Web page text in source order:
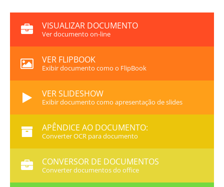
VISUALIZAR DOCUMENTO
Ver documento on-line
VER FLIPBOOK
Exibir documento como o FlipBook
VER SLIDESHOW
Exibir documento como apresentação de slides
APÊNDICE AO DOCUMENTO:
Converter OCR para documento
CONVERSOR DE DOCUMENTOS
Converter documentos do office